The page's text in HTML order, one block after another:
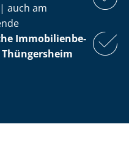
| auch am
Im­mo­bi­li­en­be­
Thüngersheim